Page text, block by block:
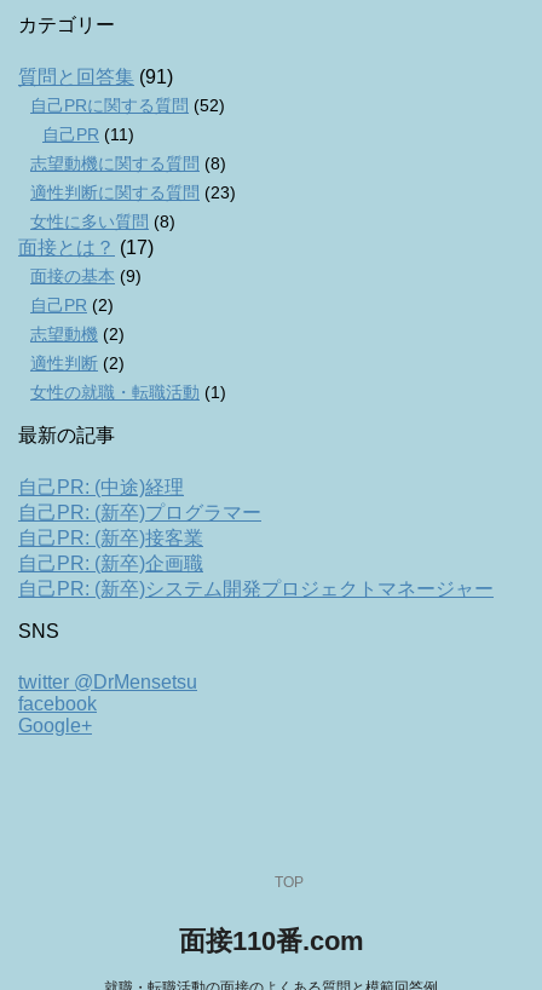
カテゴリー
質問と回答集 (91)
自己PRに関する質問 (52)
自己PR (11)
志望動機に関する質問 (8)
適性判断に関する質問 (23)
女性に多い質問 (8)
面接とは？ (17)
面接の基本 (9)
自己PR (2)
志望動機 (2)
適性判断 (2)
女性の就職・転職活動 (1)
最新の記事
自己PR: (中途)経理
自己PR: (新卒)プログラマー
自己PR: (新卒)接客業
自己PR: (新卒)企画職
自己PR: (新卒)システム開発プロジェクトマネージャー
SNS
twitter @DrMensetsu
facebook
Google+
TOP
面接110番.com